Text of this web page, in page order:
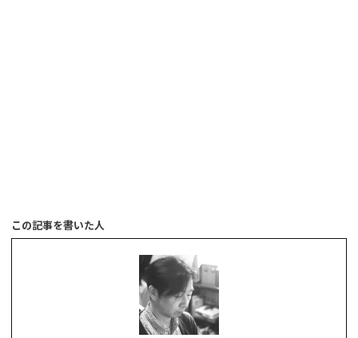
この記事を書いた人